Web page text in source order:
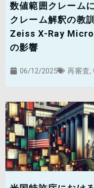
数値範囲クレーム
クレーム解釈の教
Zeiss X-Ray
の影響
06/12/2025 再審査,